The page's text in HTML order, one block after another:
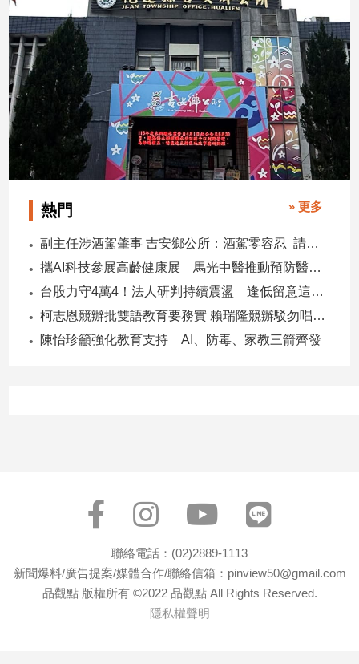
影
音
專
區
合
作
媒
體
稿
專
區
熱門 » 更多
副主任涉酒駕肇事 吉安鄉公所：酒駕零容忍 請辭獲准
攜AI科技參展高齡健康展 馬光中醫推動預防醫學迎接長壽新經濟
台股力守4萬4！法人研判持續震盪 逢低留意這些族群
柯志恩競辦批雙語教育要務實 賴瑞隆競辦駁勿唱衰高雄
陳怡珍籲強化教育支持 AI、防毒、家教三箭齊發
聯絡電話：(02)2889-1113
新聞爆料/廣告提案/媒體合作/聯絡信箱：pinview50@gmail.com
品觀點 版權所有 ©2022 品觀點 All Rights Reserved.
隱私權聲明